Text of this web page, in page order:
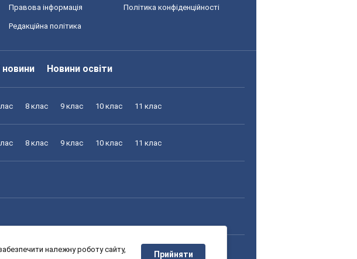
Правова інформація Політика конфіденційності
Редакційна політика
новини Новини освіти
8 клас 9 клас 10 клас 11 клас
8 клас 9 клас 10 клас 11 клас
8 клас 9 клас 10 клас 11 клас
належну роботу сайту,
Прийняти